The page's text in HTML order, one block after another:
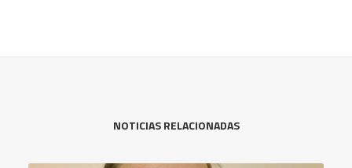
NOTICIAS RELACIONADAS